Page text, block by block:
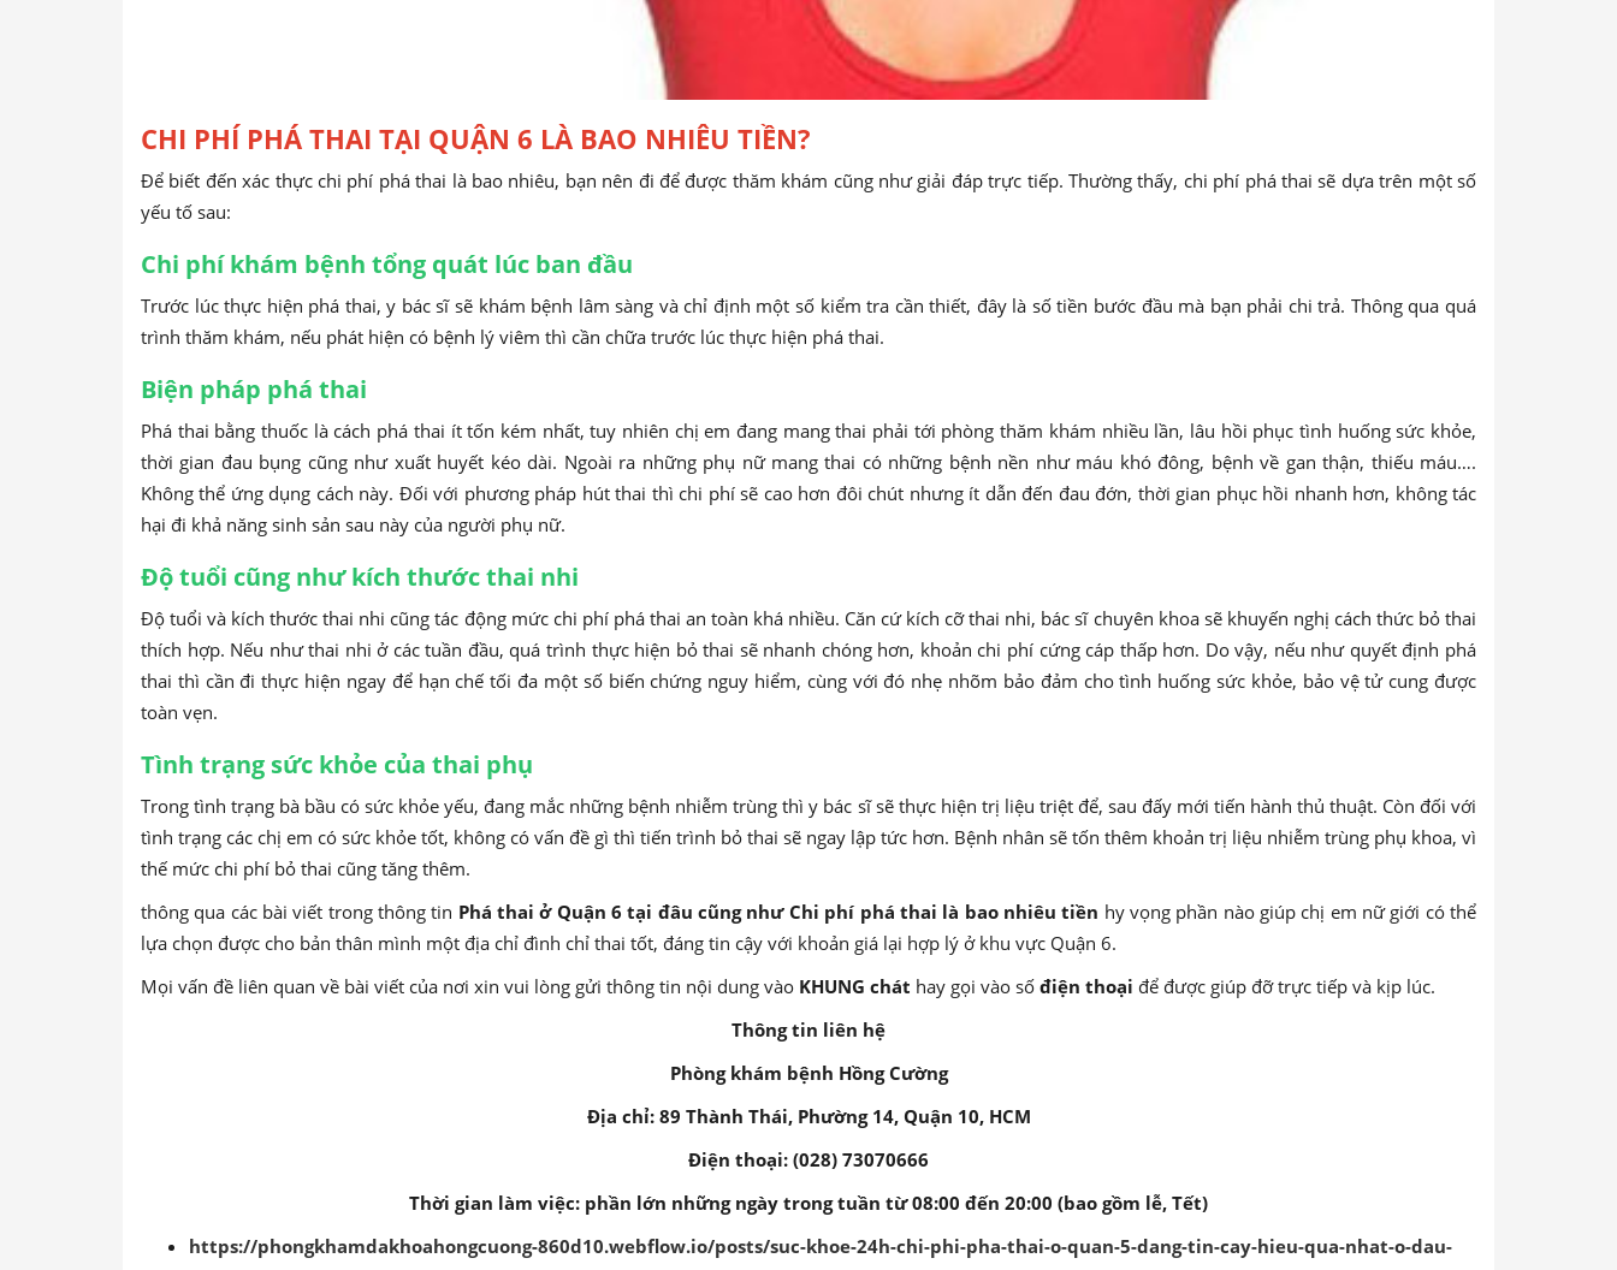
CHI PHÍ PHÁ THAI TẠI QUẬN 6 LÀ BAO NHIÊU TIỀN?
Để biết đến xác thực chi phí phá thai là bao nhiêu, bạn nên đi để được thăm khám cũng như giải đáp trực tiếp. Thường thấy, chi phí phá thai sẽ dựa trên một số
yếu tố sau:
Chi phí khám bệnh tổng quát lúc ban đầu
Trước lúc thực hiện phá thai, y bác sĩ sẽ khám bệnh lâm sàng và chỉ định một số kiểm tra cần thiết, đây là số tiền bước đầu mà bạn phải chi trả. Thông qua quá
trình thăm khám, nếu phát hiện có bệnh lý viêm thì cần chữa trước lúc thực hiện phá thai.
Biện pháp phá thai
Phá thai bằng thuốc là cách phá thai ít tốn kém nhất, tuy nhiên chị em đang mang thai phải tới phòng thăm khám nhiều lần, lâu hồi phục tình huống sức khỏe,
thời gian đau bụng cũng như xuất huyết kéo dài. Ngoài ra những phụ nữ mang thai có những bệnh nền như máu khó đông, bệnh về gan thận, thiếu máu….
Không thể ứng dụng cách này. Đối với phương pháp hút thai thì chi phí sẽ cao hơn đôi chút nhưng ít dẫn đến đau đớn, thời gian phục hồi nhanh hơn, không tác
hại đi khả năng sinh sản sau này của người phụ nữ.
Độ tuổi cũng như kích thước thai nhi
Độ tuổi và kích thước thai nhi cũng tác động mức chi phí phá thai an toàn khá nhiều. Căn cứ kích cỡ thai nhi, bác sĩ chuyên khoa sẽ khuyến nghị cách thức bỏ thai
thích hợp. Nếu như thai nhi ở các tuần đầu, quá trình thực hiện bỏ thai sẽ nhanh chóng hơn, khoản chi phí cứng cáp thấp hơn. Do vậy, nếu như quyết định phá
thai thì cần đi thực hiện ngay để hạn chế tối đa một số biến chứng nguy hiểm, cùng với đó nhẹ nhõm bảo đảm cho tình huống sức khỏe, bảo vệ tử cung được
toàn vẹn.
Tình trạng sức khỏe của thai phụ
Trong tình trạng bà bầu có sức khỏe yếu, đang mắc những bệnh nhiễm trùng thì y bác sĩ sẽ thực hiện trị liệu triệt để, sau đấy mới tiến hành thủ thuật. Còn đối với
tình trạng các chị em có sức khỏe tốt, không có vấn đề gì thì tiến trình bỏ thai sẽ ngay lập tức hơn. Bệnh nhân sẽ tốn thêm khoản trị liệu nhiễm trùng phụ khoa, vì
thế mức chi phí bỏ thai cũng tăng thêm.
thông qua các bài viết trong thông tin Phá thai ở Quận 6 tại đâu cũng như Chi phí phá thai là bao nhiêu tiền hy vọng phần nào giúp chị em nữ giới có thể
lựa chọn được cho bản thân mình một địa chỉ đình chỉ thai tốt, đáng tin cậy với khoản giá lại hợp lý ở khu vực Quận 6.
Mọi vấn đề liên quan về bài viết của nơi xin vui lòng gửi thông tin nội dung vào KHUNG chát hay gọi vào số điện thoại để được giúp đỡ trực tiếp và kịp lúc.
Thông tin liên hệ
Phòng khám bệnh Hồng Cường
Địa chỉ: 89 Thành Thái, Phường 14, Quận 10, HCM
Điện thoại: (028) 73070666
Thời gian làm việc: phần lớn những ngày trong tuần từ 08:00 đến 20:00 (bao gồm lễ, Tết)
https://phongkhamdakhoahongcuong-860d10.webflow.io/posts/suc-khoe-24h-chi-phi-pha-thai-o-quan-5-dang-tin-cay-hieu-qua-nhat-o-dau-